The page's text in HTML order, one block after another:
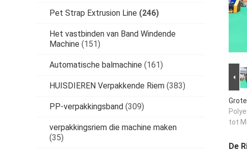
Pet Strap Extrusion Line (246)
Het vastbinden van Band Windende
Machine (151)
Automatische balmachine (161)
HUISDIEREN Verpakkende Riem (383)
PP-verpakkingsband (309)
verpakkingsriem die machine maken
(35)
tot
De